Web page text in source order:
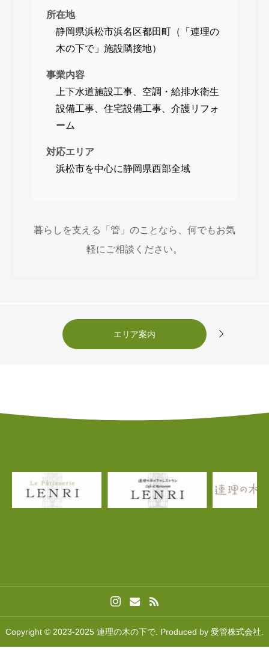
所在地
静岡県浜松市浜名区都田町（「連理の
木の下で」施設隣接地）
事業内容
上下水道施設工事、空調・給排水衛生
設備工事、住宅設備工事、介護リフォ
ーム
対応エリア
浜松市を中心に静岡県西部全域
暮らしを支える「管」のことなら、何でもお気
軽にご相談ください。
エリア案内 
Copyright © 2023-2025 連理の木の下で. Produced by 愛管株式会社.